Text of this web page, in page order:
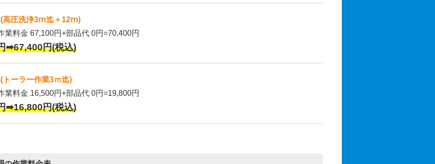
(高圧洗浄3ⅿ迄＋12ⅿ)
業料金 67,100円+部品代 0円=70,400円
➡67,400円(税込)
トーラー作業3ｍ迄)
業料金 16,500円+部品代 0円=19,800円
➡16,800円(税込)